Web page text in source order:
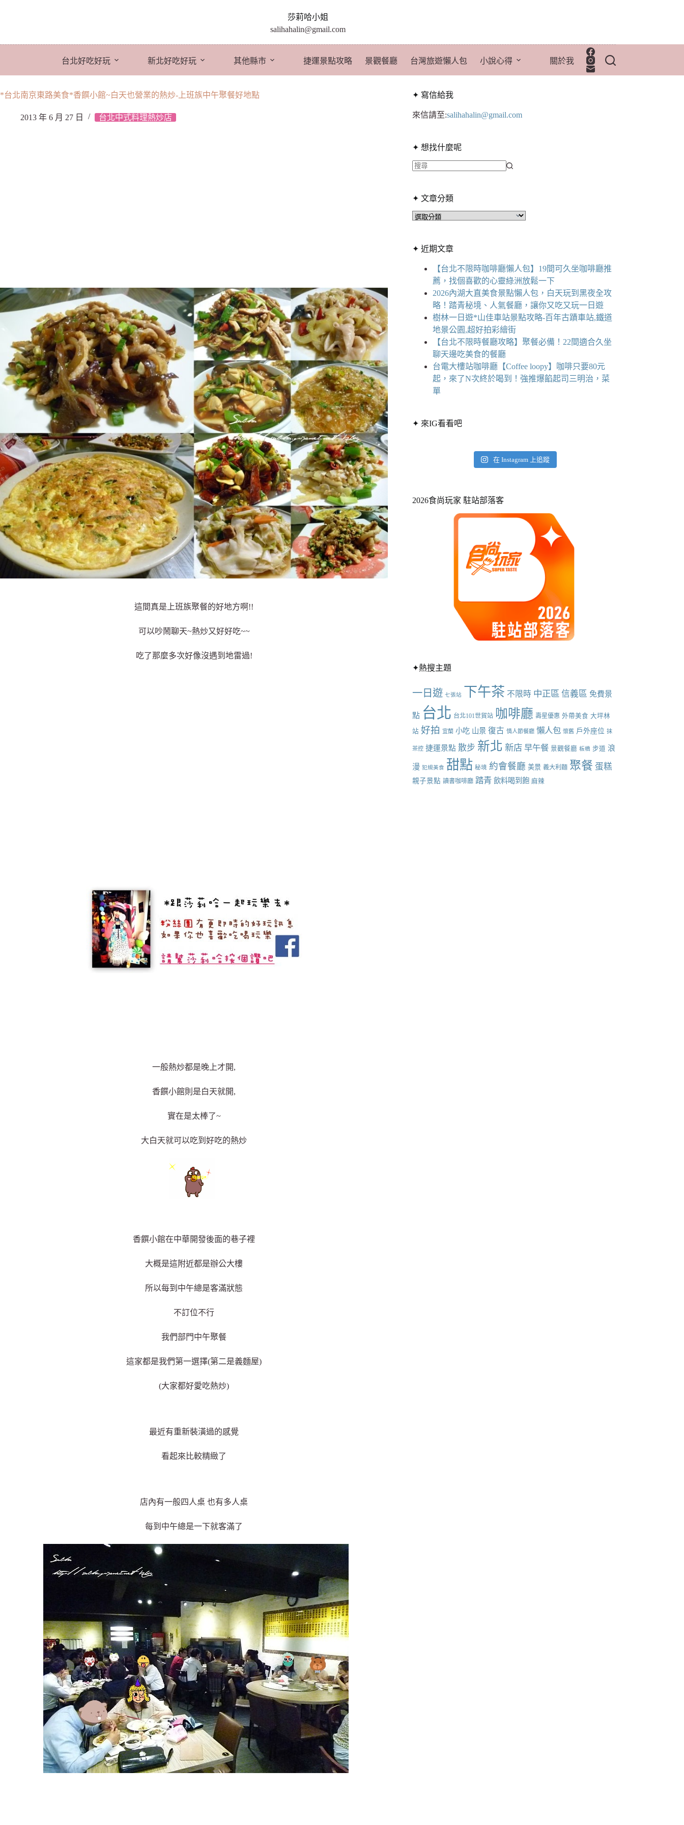
要
莎莉哈小姐
salihahalin@gmail.com
台北好吃好玩 新北好吃好玩 其他縣市 捷運景點攻略 景觀餐廳 台灣旅遊懶人包 小說心得 關於我
*台北南京東路美食*香饌小館~白天也營業的熱炒-上班族中午聚餐好地點
2013 年 6 月 27 日 台北中式料理熱炒店
這間真是上班族聚餐的好地方啊!!
可以吵鬧聊天~熱炒又好好吃~~
吃了那麼多次好像沒遇到地雷過!
一般熱炒都是晚上才開,
香饌小館則是白天就開,
實在是太棒了~
大白天就可以吃到好吃的熱炒
香饌小館在中華開發後面的巷子裡
大概是這附近都是辦公大樓
所以每到中午總是客滿狀態
不訂位不行
我們部門中午聚餐
這家都是我們第一選擇(第二是義麵屋)
(大家都好愛吃熱炒)
最近有重新裝潢過的感覺
看起來比較精緻了
店內有一般四人桌 也有多人桌
每到中午總是一下就客滿了
✦ 寫信給我
來信請至:salihahalin@gmail.com
✦ 想找什麼呢
到
符
件
✦ 文章分類
✦
分
✦ 近期文章
【台北不限時咖啡廳懶人包】19間可久坐咖啡廳推
薦，找個喜歡的心靈綠洲放鬆一下
2026內湖大直美食景點懶人包，白天玩到黑夜全攻
略！踏青秘境、人氣餐廳，讓你又吃又玩一日遊
樹林一日遊*山佳車站景點攻略-百年古蹟車站,鐵道
地景公園,超好拍彩繪街
【台北不限時餐廳攻略】聚餐必備！22間適合久坐
聊天邊吃美食的餐廳
台電大樓站咖啡廳【Coffee loopy】咖啡只要80元
起，來了N次終於喝到！強推爆餡起司三明治，菜
單
✦ 來IG看看吧
在 Instagram 上追蹤
2026食尚玩家 駐站部落客
✦熱搜主題
一日遊 七張站 下午茶 不限時 中正區 信義區 免費景
點 台北 台北101世貿站 咖啡廳 壽星優惠 外帶美食 大坪林
站 好拍 宜蘭 小吃 山景 復古 情人節餐廳 懶人包 懷舊 戶外座位 抹
茶控 捷運景點 散步 新北 新店 早午餐 景觀餐廳 板橋 步道 浪
漫 犯規美食 甜點 秘境 約會餐廳 美景 義大利麵 聚餐 蛋糕
親子景點 讀書咖啡廳 踏青 飲料喝到飽 麻辣